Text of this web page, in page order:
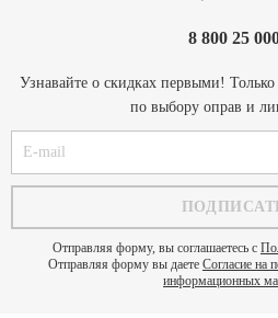
8 800 25
Узнавайте о скидках первыми!
по выбору оправ и
Отправляя форму, вы соглашаетесь с
Отправляя форму вы даете Согласие на
информационных